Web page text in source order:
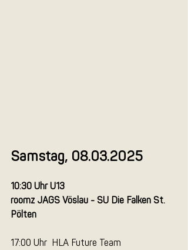
Samstag, 08.03.2025
10:30 Uhr U13
roomz JAGS Vöslau - SU Die Falken St.
Pölten
17:00 Uhr  HLA Future Team